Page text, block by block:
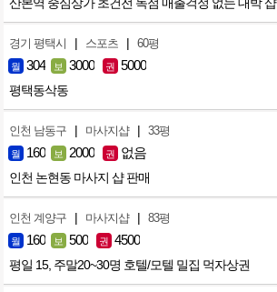
경기 평택시 | 스포츠 | 60평
월 304 보 3000 권 5000
평택동삭동
인천 남동구 | 마사지샵 | 33평
월 160 보 2000 권 없음
인천 논현동 마사지 샵 판매
인천 계양구 | 마사지샵 | 83평
월 160 보 500 권 4500
평일 15, 주말20~30명 호텔/모텔 밀집 먹자상권